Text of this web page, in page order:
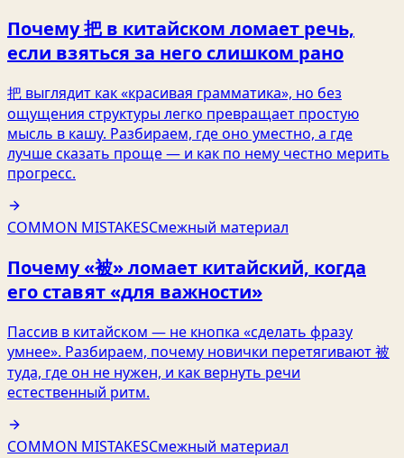
Почему 把 в китайском ломает речь,
если взяться за него слишком рано
把 выглядит как «красивая грамматика», но без
ощущения структуры легко превращает простую
мысль в кашу. Разбираем, где оно уместно, а где
лучше сказать проще — и как по нему честно мерить
прогресс.
COMMON MISTAKESСмежный материал
Почему «被» ломает китайский, когда
его ставят «для важности»
Пассив в китайском — не кнопка «сделать фразу
умнее». Разбираем, почему новички перетягивают 被
туда, где он не нужен, и как вернуть речи
естественный ритм.
COMMON MISTAKESСмежный материал